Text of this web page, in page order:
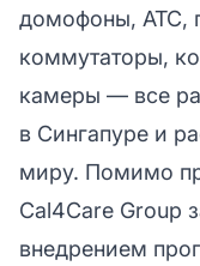
домофоны, АТС,
коммутаторы,
камеры — все
в Сингапуре и
миру. Помимо
Cal4Care Group
внедрением